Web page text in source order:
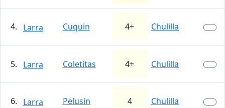
4. Larra Cuquin 4+ Chulilla
5. Larra Coletitas 4+ Chulilla
6. Larra Pelusin 4 Chulilla